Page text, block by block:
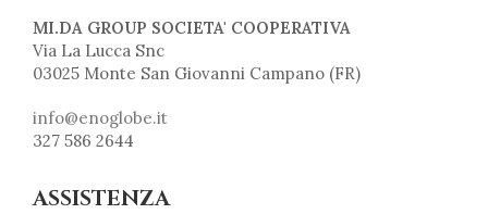
MI.DA GROUP SOCIETA' COOPERATIVA
Via La Lucca Snc
03025 Monte San Giovanni Campano (FR)
info@enoglobe.it
327 586 2644
ASSISTENZA